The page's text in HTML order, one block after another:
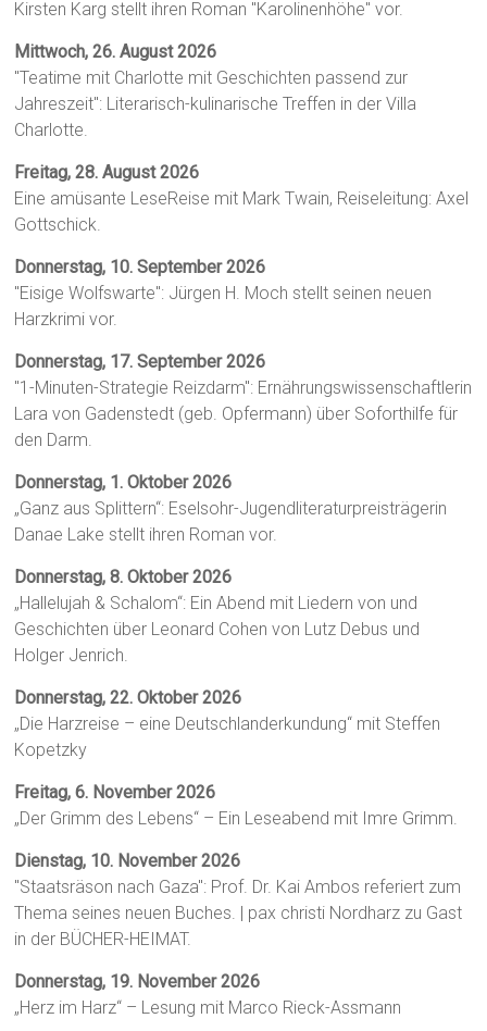
Kirsten Karg stellt ihren Roman "Karolinenhöhe" vor.
Mittwoch, 26. August 2026
"Teatime mit Charlotte mit Geschichten passend zur
Jahreszeit": Literarisch-kulinarische Treffen in der Villa
Charlotte.
Freitag, 28. August 2026
Eine amüsante LeseReise mit Mark Twain, Reiseleitung: Axel
Gottschick.
Donnerstag, 10. September 2026
"Eisige Wolfswarte": Jürgen H. Moch stellt seinen neuen
Harzkrimi vor.
Donnerstag, 17. September 2026
"1-Minuten-Strategie Reizdarm": Ernährungswissenschaftlerin
Lara von Gadenstedt (geb. Opfermann) über Soforthilfe für
den Darm.
Donnerstag, 1. Oktober 2026
„Ganz aus Splittern“: Eselsohr-Jugendliteraturpreisträgerin
Danae Lake stellt ihren Roman vor.
Donnerstag, 8. Oktober 2026
„Hallelujah & Schalom“: Ein Abend mit Liedern von und
Geschichten über Leonard Cohen von Lutz Debus und
Holger Jenrich.
Donnerstag, 22. Oktober 2026
„Die Harzreise – eine Deutschlanderkundung“ mit Steffen
Kopetzky
Freitag, 6. November 2026
„Der Grimm des Lebens“ – Ein Leseabend mit Imre Grimm.
Dienstag, 10. November 2026
"Staatsräson nach Gaza": Prof. Dr. Kai Ambos referiert zum
Thema seines neuen Buches. | pax christi Nordharz zu Gast
in der BÜCHER-HEIMAT.
Donnerstag, 19. November 2026
„Herz im Harz“ – Lesung mit Marco Rieck-Assmann